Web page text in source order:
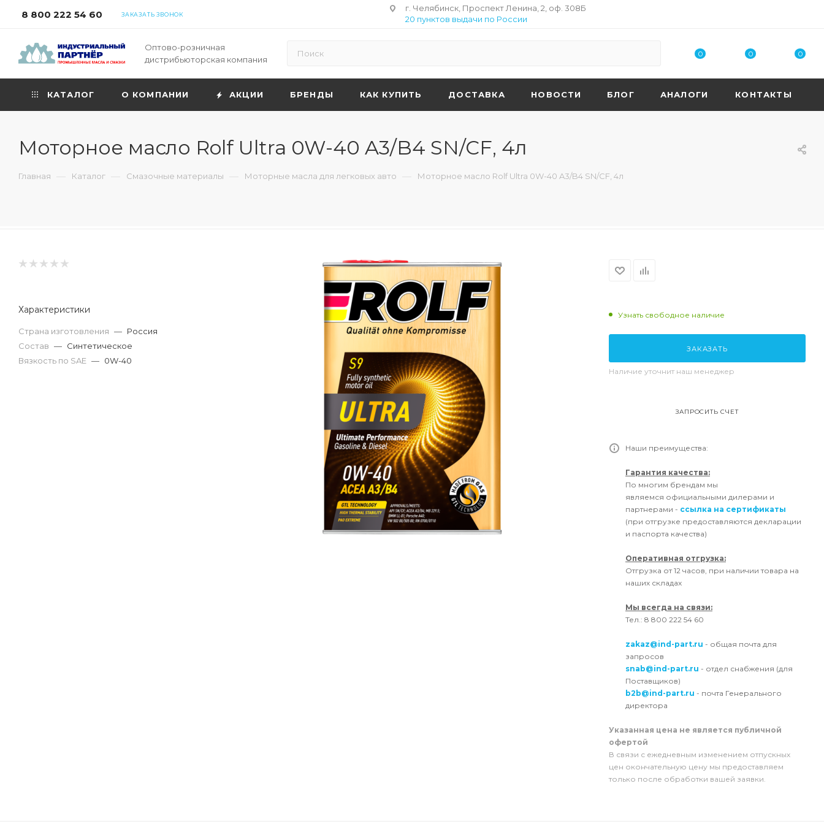
8 800 222 54 60 ЗАКАЗАТЬ ЗВОНОК
г. Челябинск, Проспект Ленина, 2, оф. 308Б
20 пунктов выдачи по России
Оптово-розничная
дистрибьюторская компания
0 0 0
КАТАЛОГ О КОМПАНИИ АКЦИИ БРЕНДЫ КАК КУПИТЬ ДОСТАВКА НОВОСТИ БЛОГ АНАЛОГИ КОНТАКТЫ
Моторное масло Rolf Ultra 0W-40 A3/B4 SN/CF, 4л
Главная — Каталог — Смазочные материалы — Моторные масла для легковых авто — Моторное масло Rolf Ultra 0W-40 A3/B4 SN/CF, 4л
Характеристики
Страна изготовления — Россия
Состав — Синтетическое
Вязкость по SAE — 0W-40
Узнать свободное наличие
ЗАКАЗАТЬ
Наличие уточнит наш менеджер
ЗАПРОСИТЬ СЧЕТ
Наши преимущества:
Гарантия качества:
По многим брендам мы
являемся официальными дилерами и
партнерами - ссылка на сертификаты
(при отгрузке предоставляются декларации
и паспорта качества)
Оперативная отгрузка:
Отгрузка от 12 часов, при наличии товара на
наших складах
Мы всегда на связи:
Тел.: 8 800 222 54 60
zakaz@ind-part.ru - общая почта для
запросов
snab@ind-part.ru - отдел снабжения (для
Поставщиков)
b2b@ind-part.ru - почта Генерального
директора
Указанная цена не является публичной
офертой
В связи с ежедневным изменением отпускных
цен окончательную цену мы предоставляем
только после обработки вашей заявки.